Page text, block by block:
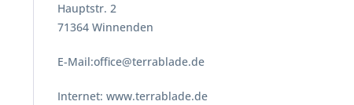
Hauptstr. 2
71364 Winnenden
E-Mail:office@terrablade.de
Internet: www.terrablade.de